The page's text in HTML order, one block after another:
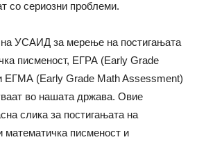
со сериозни проблеми.
на УСАИД за мерење на постигањата
писменост, ЕГРА (Early Grade
ЕГМА (Early Grade Math Assessment)
во нашата држава. Овие
слика за постигањата на
математичка писменост и